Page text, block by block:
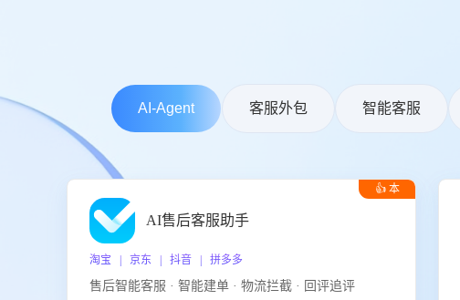
AI-Agent 客服外包 智能客服
👍 本
AI售后客服助手
淘宝 | 京东 | 抖音 | 拼多多
售后智能客服 · 智能建单 · 物流拦截 · 回评追评